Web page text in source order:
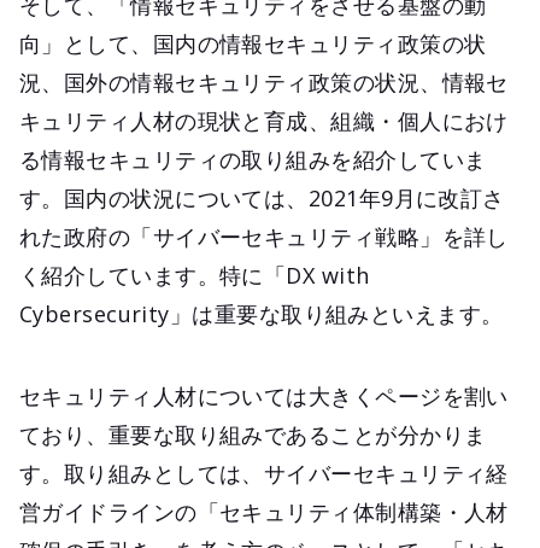
向」として、国内の情報セキュリティ政策の状
況、国外の情報セキュリティ政策の状況、情報セ
キュリティ人材の現状と育成、組織・個人におけ
る情報セキュリティの取り組みを紹介していま
す。国内の状況については、2021年9月に改訂さ
れた政府の「サイバーセキュリティ戦略」を詳し
く紹介しています。特に「DX with
Cybersecurity」は重要な取り組みといえます。
セキュリティ人材については大きくページを割い
ており、重要な取り組みであることが分かりま
す。取り組みとしては、サイバーセキュリティ経
営ガイドラインの「セキュリティ体制構築・人材